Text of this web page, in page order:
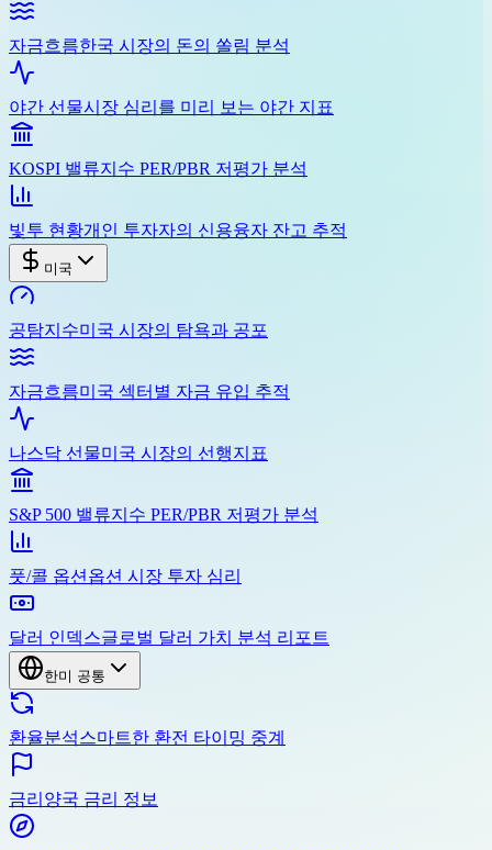
자금흐름한국 시장의 돈의 쏠림 분석
야간 선물시장 심리를 미리 보는 야간 지표
KOSPI 밸류지수 PER/PBR 저평가 분석
빛투 현황개인 투자자의 신용융자 잔고 추적
미국
공탐지수미국 시장의 탐욕과 공포
자금흐름미국 섹터별 자금 유입 추적
나스닥 선물미국 시장의 선행지표
S&P 500 밸류지수 PER/PBR 저평가 분석
풋/콜 옵션 옵션 시장 투자 심리
달러 인덱스글로벌 달러 가치 분석 리포트
한미 공통
환율분석스마트한 환전 타이밍 중계
금리 양국 금리 정보